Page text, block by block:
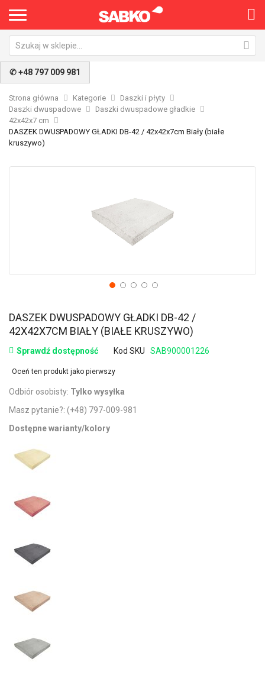
✆ +48 797 009 981
Strona główna Kategorie
Daszki i płyty
Daszki dwuspadowe
Daszki dwuspadowe gładkie
42x42x7 cm
DASZEK DWUSPADOWY GŁADKI DB-42 / 42x42x7cm Biały (białe
kruszywo)
DASZEK DWUSPADOWY GŁADKI DB-42 /
42X42X7CM BIAŁY (BIAŁE KRUSZYWO)
Sprawdź dostępność Kod SKU SAB900001226
Oceń ten produkt jako pierwszy
Odbiór osobisty: Tylko wysyłka
Masz pytanie?: (+48) 797-009-981
Dostępne warianty/kolory